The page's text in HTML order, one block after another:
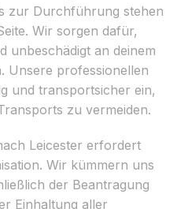
zur Durchführung stehen
Wir sorgen dafür,
unbeschädigt an deinem
Unsere professionellen
und transportsicher ein,
zu vermeiden.
Leicester erfordert
Wir kümmern uns
der Beantragung
Einhaltung aller